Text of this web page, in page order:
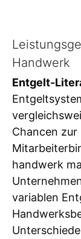
Handwerk
Entgelt-
Chancen
handwerk
variablen